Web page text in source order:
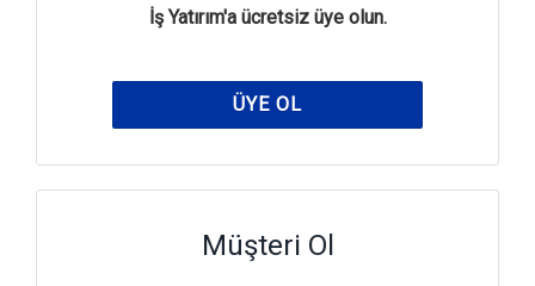
İş Yatırım'a ücretsiz üye olun.
ÜYE OL
Müşteri Ol